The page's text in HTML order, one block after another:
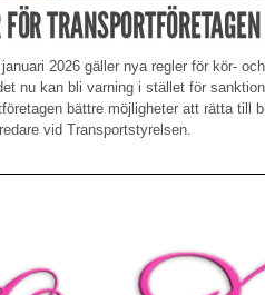
TRANSPORTFÖRETAGEN
2026 gäller nya regler för kör-
nu kan bli varning i stället för
bättre möjligheter att rätta till
vid Transportstyrelsen.